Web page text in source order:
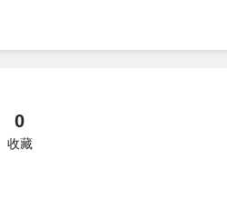
0
收藏